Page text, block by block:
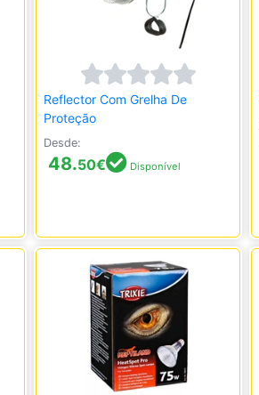
Reflector Com Grelha De
Proteção
Desde:
48.50€ Disponível